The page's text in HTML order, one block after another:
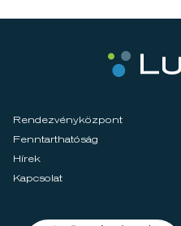
Rendezvényközpont
Fenntarthatóság
Hírek
Kapcsolat